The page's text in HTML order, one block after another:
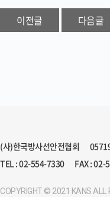
이전글 다음글
(사)한국방사선안전협회
TEL : 02-554-7330
FAX : 02-
COPYRIGHT © 2021 KANS ALL